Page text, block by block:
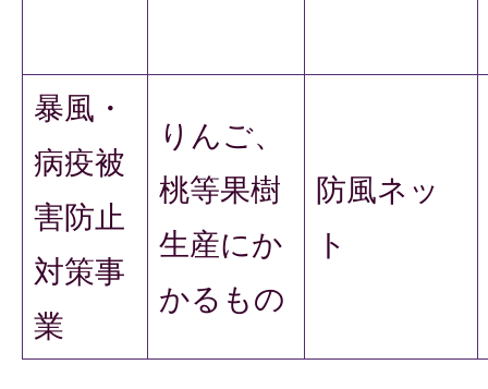
暴風・
病疫被
害防止
対策事
業
りんご、
桃等果樹
生産にか
かるもの
防風ネッ
ト